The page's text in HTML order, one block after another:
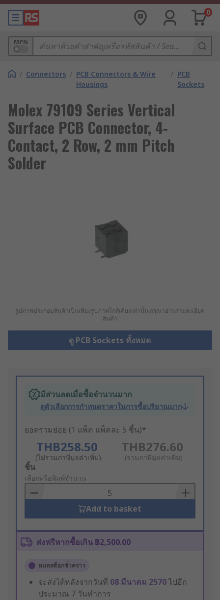
0
MPN
/ Connectors / PCB Connectors & Wire
Housings
/ PCB
Sockets
Molex 79109 Series Vertical
Surface PCB Connector, 4-
Contact, 2 Row, 2 mm Pitch
Solder
รูปภาพประกอบสินค้าเป็นเพียงรูปภาพใกล้เคียงเท่านั้น กรุณาอ่านรายละเอียด
สินค้า
ดู PCB Sockets ทั้งหมด
มีส่วนลดเมื่อซื้อจำนวนมาก
ดูตัวเลือกการกำหนดราคาในการซื้อปริมาณมาก
ยอดรวมย่อย (1 แพ็ค แพ็คละ 5 ชิ้น)*
THB258.50
(ไม่รวมภาษีมูลค่าเพิ่ม)
THB276.60
(รวมภาษีมูลค่าเพิ่ม)
Add
to
Basket
ชิ้น
เลือกหรือพิมพ์จำนวน
Add to basket
ส่งฟรีหากซื้อเกิน ฿2,500.00
หมดสต็อกชั่วคราว
จะส่งได้หลังจากวันที่ 08 มีนาคม 2570ไปอีก
ประมาณ 7 วันทำการ